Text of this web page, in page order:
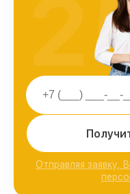
Отправляя заявку,